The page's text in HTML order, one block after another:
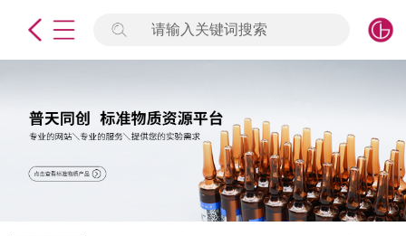
请输入关键词搜索
签到
标准物质
产品专项